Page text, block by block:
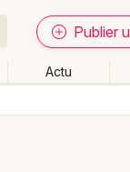
Publier
Actu